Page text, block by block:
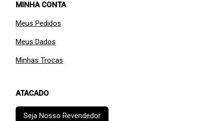
MINHA CONTA
Meus Pedidos
Meus Dados
Minhas Trocas
ATACADO
Seja Nosso Revendedor